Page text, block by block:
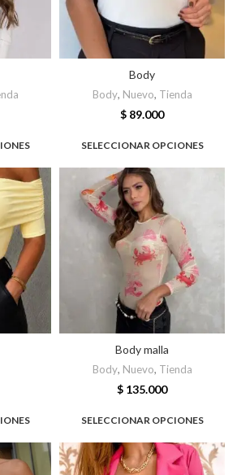
Body
Body, Nuevo, Tienda
$ 89.000
SELECCIONAR OPCIONES
Body malla
Body, Nuevo, Tienda
$ 135.000
SELECCIONAR OPCIONES